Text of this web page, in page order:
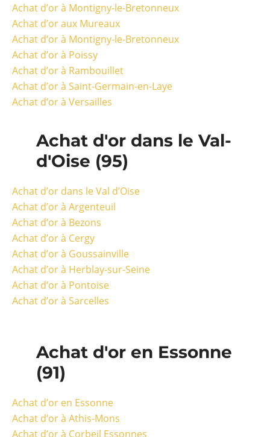
Achat d’or à Montigny-le-Bretonneux
Achat d’or aux Mureaux
Achat d’or à Montigny-le-Bretonneux
Achat d’or à Poissy
Achat d’or à Rambouillet
Achat d’or à Saint-Germain-en-Laye
Achat d’or à Versailles
Achat d'or dans le Val-
d'Oise (95)
Achat d’or dans le Val d’Oise
Achat d’or à Argenteuil
Achat d’or à Bezons
Achat d’or à Cergy
Achat d’or à Goussainville
Achat d’or à Herblay-sur-Seine
Achat d’or à Pontoise
Achat d’or à Sarcelles
Achat d'or en Essonne
(91)
Achat d’or en Essonne
Achat d’or à Athis-Mons
Achat d’or à Corbeil Essonnes